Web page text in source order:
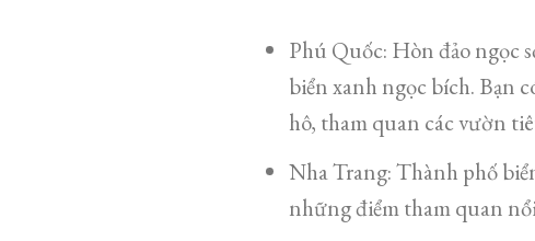
Phú Quốc: Hòn đảo ngọc
biển xanh ngọc bích. Bạn
hô, tham quan các vườn
Nha Trang: Thành phố
những điểm tham quan